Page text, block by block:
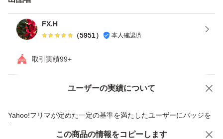
FX.H
（5951） 本人確認済
取引実績99+
ユーザーの実績について
Yahoo!フリマが定めた一定の基準を満たしたユーザーにバッジを
付与しています
価格の相談 商品への質問
この商品の情報をコピーします
この商品をみている人にオススメ